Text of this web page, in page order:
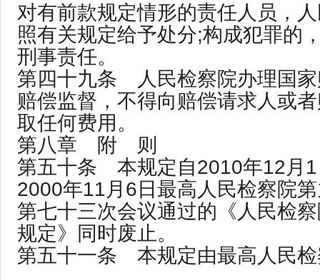
对有前款规定情形的责任人员，
照有关规定给予处分;构成犯罪的
刑事责任。
第四十九条 人民检察院办理国家
赔偿监督，不得向赔偿请求人或
取任何费用。
第八章 附 则
第五十条 本规定自2010年12月1
2000年11月6日最高人民检察院
第七十三次会议通过的《人民检
规定》同时废止。
第五十一条 本规定由最高人民检